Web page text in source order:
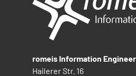
romeis Information
Hailerer Str. 16